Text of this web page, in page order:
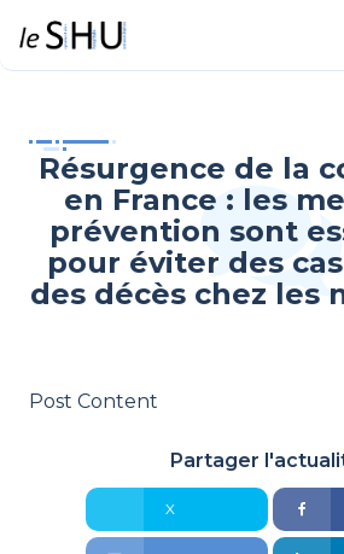
Résurgence de la
en France : les
prévention sont
pour éviter des
des décès chez les
Post Content
Partager
X